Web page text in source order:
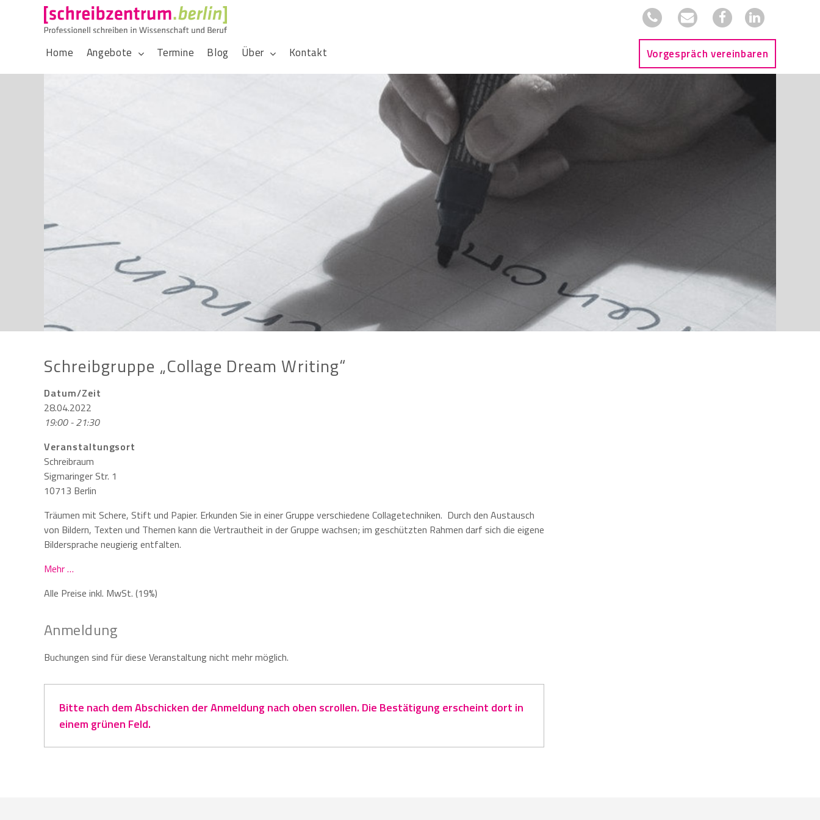
Home Angebote Termine Blog Über Kontakt Vorgespräch vereinbaren
Schreibgruppe „Collage Dream Writing“
Datum/Zeit
28.04.2022
19:00 - 21:30
Veranstaltungsort
Schreibraum
Sigmaringer Str. 1
10713 Berlin
Träumen mit Schere, Stift und Papier. Erkunden Sie in einer Gruppe verschiedene Collagetechniken. Durch den Austausch
von Bildern, Texten und Themen kann die Vertrautheit in der Gruppe wachsen; im geschützten Rahmen darf sich die eigene
Bildersprache neugierig entfalten.
Mehr …
Alle Preise inkl. MwSt. (19%)
Anmeldung
Buchungen sind für diese Veranstaltung nicht mehr möglich.
Bitte nach dem Abschicken der Anmeldung nach oben scrollen. Die Bestätigung erscheint dort in
einem grünen Feld.